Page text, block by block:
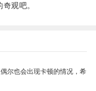
观吧。
尔也会出现卡顿的情况，希